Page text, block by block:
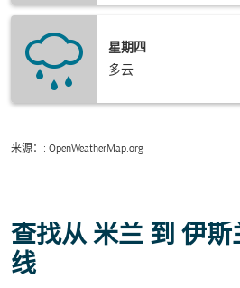
星期四
多云
来源： : OpenWeatherMap.org
查找从 米兰 到 伊
线